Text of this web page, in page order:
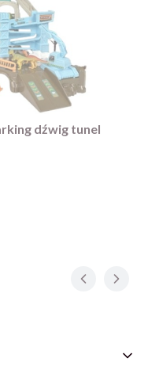
dźwig tunel